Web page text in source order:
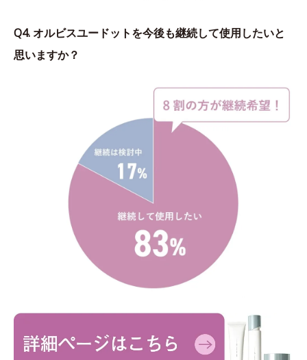
Q4. オルビスユードットを今後も継続して使用したいと
思いますか？